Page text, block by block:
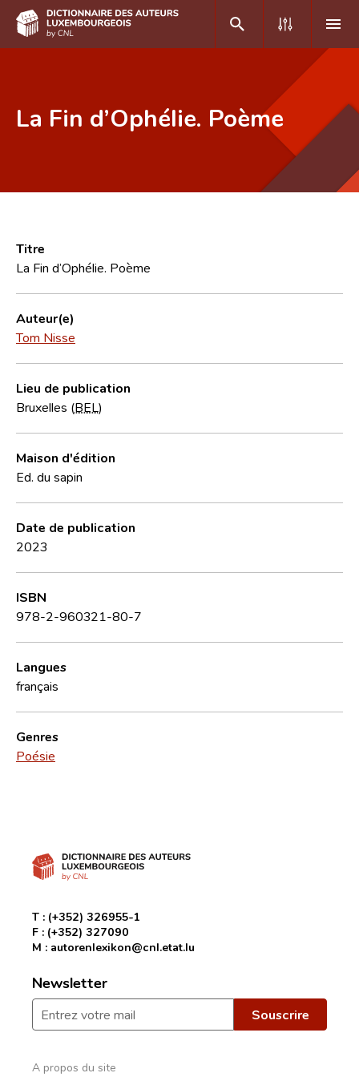
Foire aux questions
CNL
Équipe scientifique
Contact
La Fin d’Ophélie. Poème
Titre
La Fin d’Ophélie. Poème
Auteur(e)
Tom Nisse
Lieu de publication
Bruxelles (BEL )
Maison d'édition
Ed. du sapin
Date de publication
2023
ISBN
978-2-960321-80-7
Langues
français
Genres
Poésie
T : (+352) 326955-1
F : (+352) 327090
M : autorenlexikon@cnl.etat.lu
Newsletter
A propos du site